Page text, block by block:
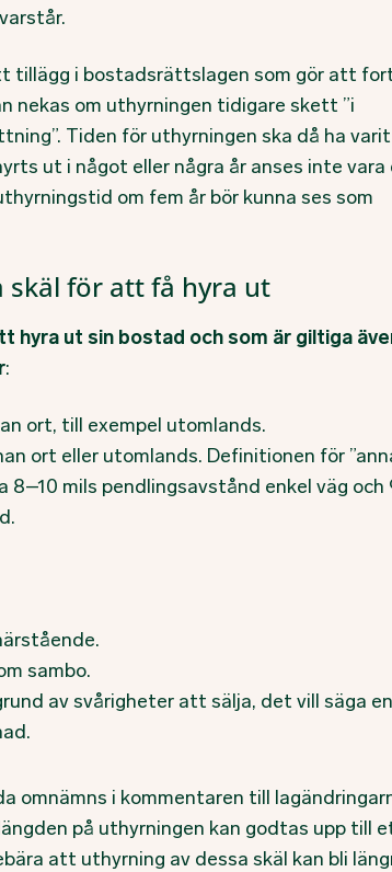
tillägg i bostadsrättslagen som gör att
nekas om uthyrningen tidigare skett ”i
Tiden för uthyrningen ska då ha
ut i något eller några år anses inte vara
om fem år bör kunna ses som
skäl för att få hyra ut
hyra ut sin bostad och som är giltiga
:
ort, till exempel utomlands.
ort eller utomlands. Definitionen för
8–10 mils pendlingsavstånd enkel väg och
sambo.
av svårigheter att sälja, det vill säga en
omnämns i kommentaren till
på uthyrningen kan godtas upp till
att uthyrning av dessa skäl kan bli